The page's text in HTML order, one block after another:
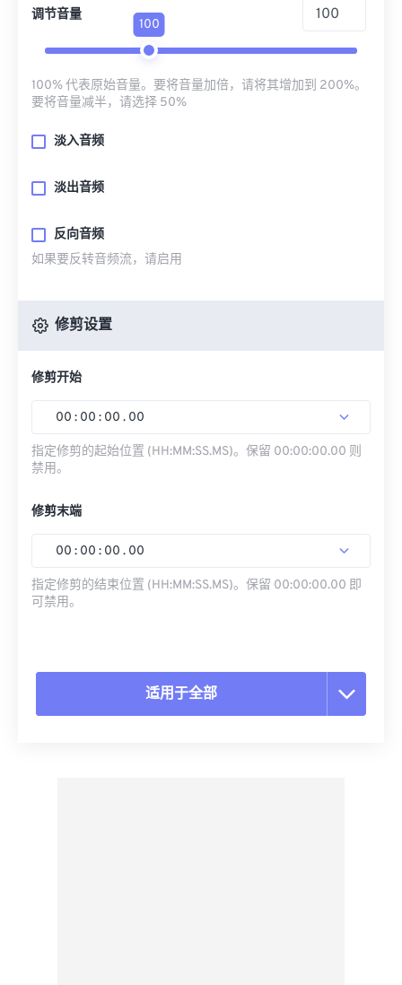
调节音量
100
100% 代表原始音量。要将音量加倍，请将其增加到 200%。
要将音量减半，请选择 50%
淡入音频
淡出音频
反向音频
如果要反转音频流，请启用
修剪设置
修剪开始
00 : 00 : 00 . 00
指定修剪的起始位置 (HH:MM:SS.MS)。保留 00:00:00.00 则
禁用。
修剪末端
00 : 00 : 00 . 00
指定修剪的结束位置 (HH:MM:SS.MS)。保留 00:00:00.00 即
可禁用。
适用于全部